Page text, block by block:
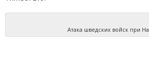
Атака шведских войск при